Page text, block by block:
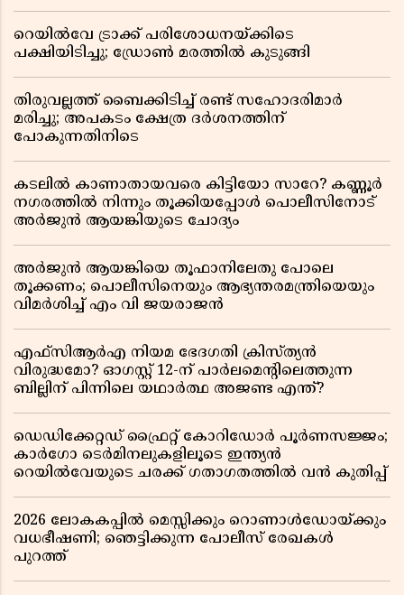
റെയിൽവേ ട്രാക്ക് പരിശോധനയ്ക്കിടെ
പക്ഷിയിടിച്ചു; ഡ്രോൺ മരത്തിൽ കുടുങ്ങി
തിരുവല്ലത്ത് ബൈക്കിടിച്ച് രണ്ട് സഹോദരിമാർ
മരിച്ചു; അപകടം ക്ഷേത്ര ദർശനത്തിന്
പോകുന്നതിനിടെ
കടലിൽ കാണാതായവരെ കിട്ടിയോ സാറേ? കണ്ണൂർ
നഗരത്തിൽ നിന്നും തൂക്കിയപ്പോൾ പൊലീസിനോട്
അർജുൻ ആയങ്കിയുടെ ചോദ്യം
അർജുൻ ആയങ്കിയെ തൂഫാനിലേതു പോലെ
തൂക്കണം; പൊലീസിനെയും ആഭ്യന്തരമന്ത്രിയെയും
വിമർശിച്ച് എം വി ജയരാജൻ
എഫ്സിആർഎ നിയമ ഭേദഗതി ക്രിസ്ത്യൻ
വിരുദ്ധമോ? ഓഗസ്റ്റ് 12-ന് പാർലമെന്റിലെത്തുന്ന
ബില്ലിന് പിന്നിലെ യഥാർത്ഥ അജണ്ട എന്ത്?
ഡെഡിക്കേറ്റഡ് ഫ്രൈറ്റ് കോറിഡോർ പൂർണസജ്ജം;
കാർഗോ ടെർമിനലുകളിലൂടെ ഇന്ത്യൻ
റെയിൽവേയുടെ ചരക്ക് ഗതാഗതത്തിൽ വൻ കുതിപ്പ്
2026 ലോകകപ്പിൽ മെസ്സിക്കും റൊണാൾഡോയ്ക്കും
വധഭീഷണി; ഞെട്ടിക്കുന്ന പോലീസ് രേഖകൾ
പുറത്ത്